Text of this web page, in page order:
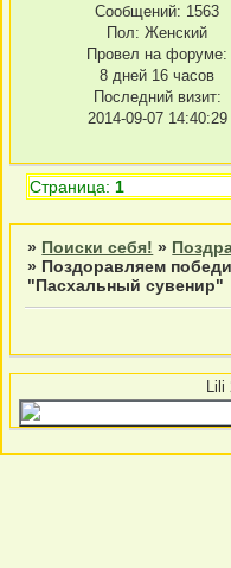
Сообщений: 1563
Пол: Женский
Провел на форуме:
8 дней 16 часов
Последний визит:
2014-09-07 14:40:29
Страница: 1
» Поиски себя! »
» Поздоравляем
"Пасхальный сувенир"
Lili